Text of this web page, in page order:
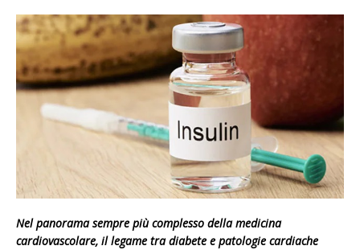
Nel panorama sempre più complesso della medicina
cardiovascolare, il legame tra diabete e patologie cardiache